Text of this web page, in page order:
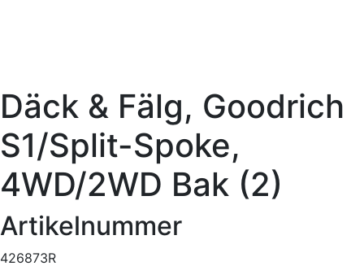
Däck & Fälg, Goodrich
S1/Split-Spoke,
4WD/2WD Bak (2)
Artikelnummer
426873R